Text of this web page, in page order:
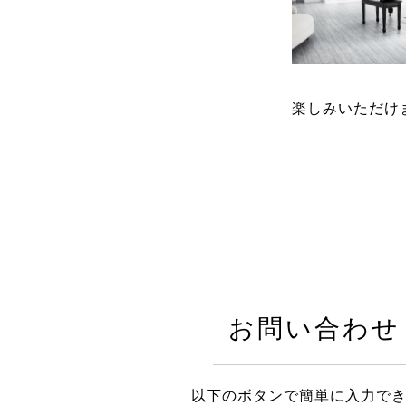
楽しみいただけ
お問い合わせ
以下のボタンで簡単に入力で